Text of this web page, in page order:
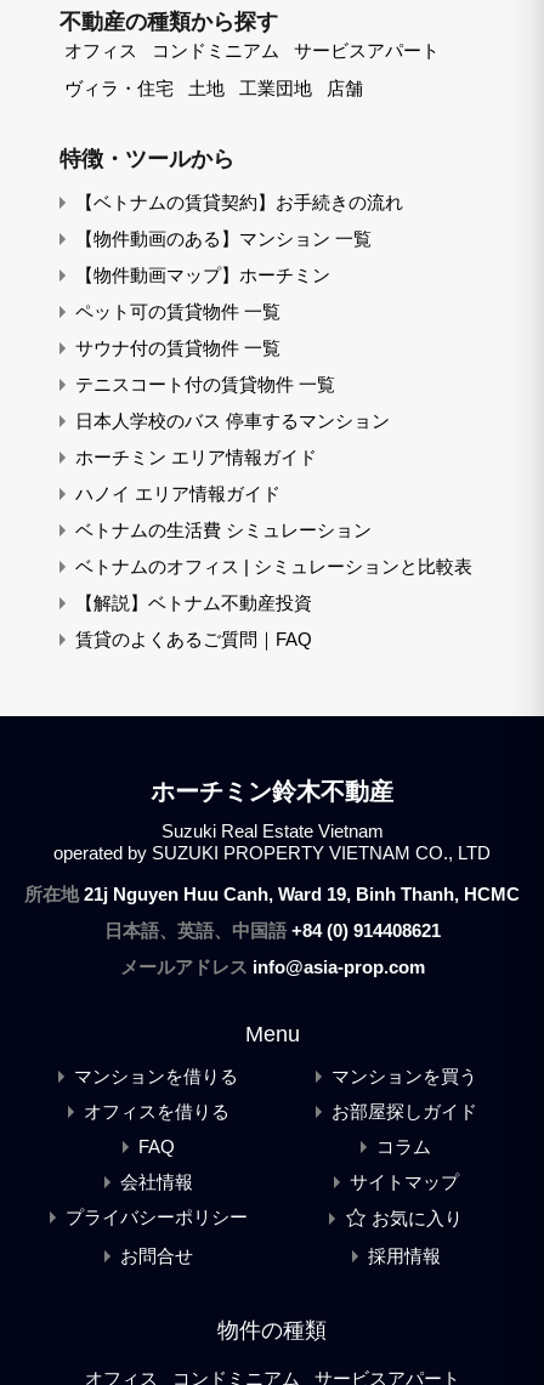
シ
ョ
ン
不動産の種類から探す
オフィス コンドミニアム
サービスアパート
ヴィラ・住宅
土地 工業団地 店舗
特徴・ツールから
【ベトナムの賃貸契約】お手続きの流れ
【物件動画のある】マンション 一覧
【物件動画マップ】ホーチミン
ペット可の賃貸物件 一覧
サウナ付の賃貸物件 一覧
テニスコート付の賃貸物件 一覧
日本人学校のバス 停車するマンション
ホーチミン エリア情報ガイド
ハノイ エリア情報ガイド
ベトナムの生活費 シミュレーション
ベトナムのオフィス | シミュレーションと比較表
【解説】ベトナム不動産投資
賃貸のよくあるご質問｜FAQ
ホーチミン鈴木不動産
Suzuki Real Estate Vietnam
operated by SUZUKI PROPERTY VIETNAM CO., LTD
所在地21j Nguyen Huu Canh, Ward 19, Binh Thanh, HCMC
日本語、英語、中国語 +84 (0) 914408621
メールアドレス info@asia-prop.com
Menu
マンションを借りる
マンションを買う
オフィスを借りる
お部屋探しガイド
FAQ
コラム
会社情報
サイトマップ
プライバシーポリシー
お気に入り
お問合せ
採用情報
物件の種類
オフィス コンドミニアム サービスアパート